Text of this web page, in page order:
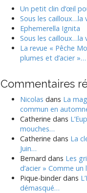
Un petit clin d’œil
Sous les cailloux…la
Ephemerella Ignita
Sous les cailloux…la
La revue « Pêche
plumes et d’acier »…
Commentaires
Nicolas dans La
commun en
Catherine dans
mouches…
Catherine dans La
Juin…
Bernard dans Les
d’acier » Comme
Pique-binderdans
démasqué…